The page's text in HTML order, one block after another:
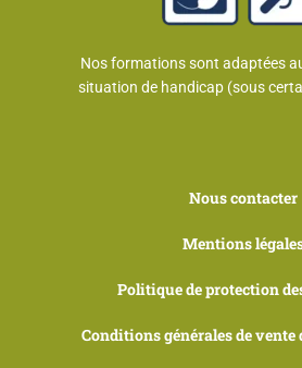
Nos formations sont adaptées
situation de handicap (sous
Nous contacter
Mentions
Politique de protection
Conditions générales de